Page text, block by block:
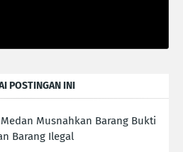
POSTINGAN INI
Musnahkan Barang Bukti
Barang Ilegal